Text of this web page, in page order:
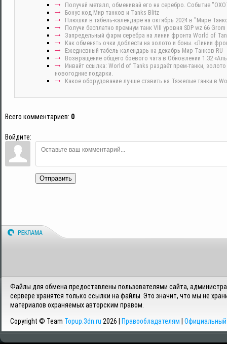
Получай металл, обменивай его на серебро. Событие
Бонус код Мир танков и Tanks Blitz
Плюшки в табель-календаре на октябрь 2024 в "Мире
Получи бесплатно премиум танк VIII уровня SDP wz 66
Запредельный фарм серебра на линии фронта World of
Как обменять очки доблести на золото и боны. «Линии
Ежедневный табель-календарь на декабрь Мир Танков RU
Возвращение общего боевого чата в Обновлении 1.32
Инвайт ссылка: World of Tanks раздаёт прем-танки,
новогодние подарки.
Какое оборудование лучше ставить на Тяжелые танки в
Всего комментариев: 0
Войдите:
Отправить
Файлы для обмена предоставлены пользователями сайта,
сервере хранятся только ссылки на файлы. Это значит, что мы не
материалов охраняемых авторским правом.
Copyright © Team Topup.3dn.ru 2026 | Правообладателям Официальный